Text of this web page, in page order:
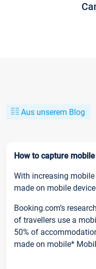
Aus unserem Blog
How to capture
With increasing
made on mobile
Booking.com’s
of travellers use a
50% of
made on mobile*